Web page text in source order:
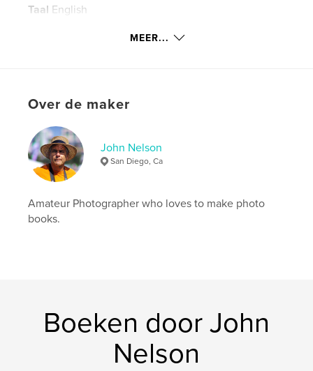
Taal English
MEER...
Over de maker
John Nelson
San Diego, Ca
Amateur Photographer who loves to make photo
books.
Boeken door John
Nelson